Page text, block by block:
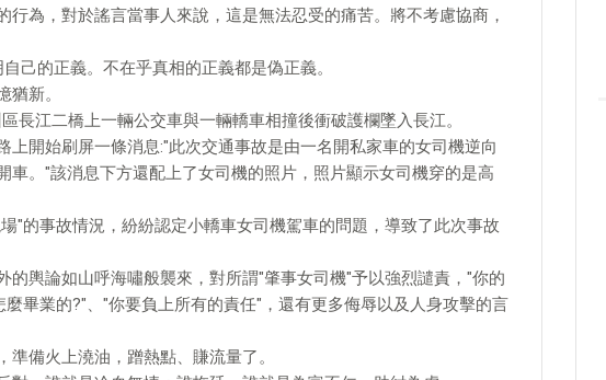
為，對於謠言當事人來說，這是無法忍受的痛苦。將不考慮協商，
己的正義。不在乎真相的正義都是偽正義。
新。
長江二橋上一輛公交車與一輛轎車相撞後衝破護欄墜入長江。
上開始刷屏一條消息:"此次交通事故是由一名開私家車的女司機逆向
車。"該消息下方還配上了女司機的照片，照片顯示女司機穿的是高
"的事故情況，紛紛認定小轎車女司機駕車的問題，導致了此次事故
的輿論如山呼海嘯般襲來，對所謂"肇事女司機"予以強烈譴責，"你的
畢業的?"、"你要負上所有的責任"，還有更多侮辱以及人身攻擊的言
備火上澆油，蹭熱點、賺流量了。